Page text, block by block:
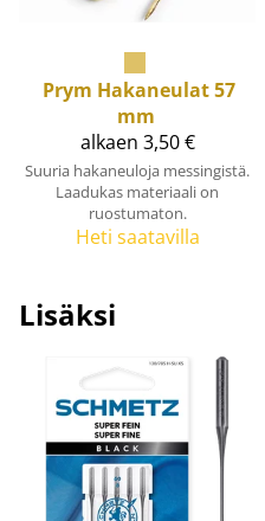
Prym Hakaneulat 57
mm
alkaen 3,50 €
Suuria hakaneuloja messingistä.
Laadukas materiaali on
ruostumaton.
Heti saatavilla
Lisäksi